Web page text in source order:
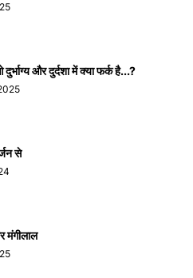
और दुर्दशा में क्या फर्क है...?
से
मंगीलाल